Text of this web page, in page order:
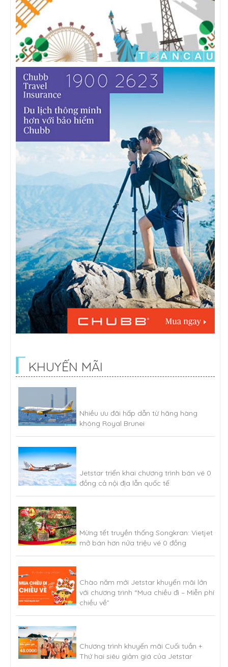
KHUYẾN MÃI
Nhiều ưu đãi hấp dẫn từ hãng hàng
không Royal Brunei
Jetstar triển khai chương trình bán vé 0
đồng cả nội địa lẫn quốc tế
Mừng tết truyền thống Songkran: Vietjet
mở bán hơn nửa triệu vé 0 đồng
Chào năm mới Jetstar khuyến mãi lớn
với chương trình “Mua chiều đi – Miễn phí
chiều về”
Chương trình khuyến mãi Cuối tuần +
Thứ hai siêu giảm giá của Jetstar